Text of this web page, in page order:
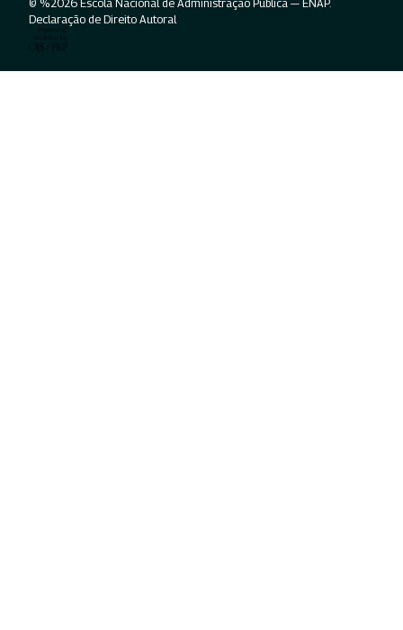
© %2026 Escola Nacional de Administração Pública — ENAP.
Declaração de Direito Autoral